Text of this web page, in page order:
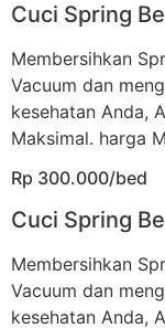
Cuci Spring
Membersihkan
Vacuum dan
kesehatan Anda,
Maksimal. harga
Rp 300.000/bed
Cuci Spring
Membersihkan
Vacuum dan
kesehatan Anda,